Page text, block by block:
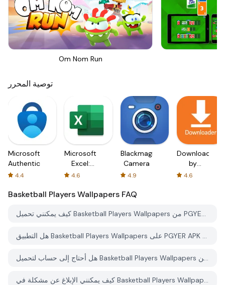
Om Nom Run
توصية المحرر
Microsoft
Authenticator
4.4
Microsoft
Excel:
Spreadsheets
4.6
Blackmagic
Camera
4.9
Downloader
by
AFTVnews
4.6
Basketball Players Wallpapers FAQ
كيف يمكنني تحميل Basketball Players Wallpapers من PGYER APK HUB؟
هل التطبيق Basketball Players Wallpapers على PGYER APK HUB مجاني للتحميل؟
هل أحتاج إلى حساب لتحميل Basketball Players Wallpapers من PGYER APK HUB؟
كيف يمكنني الإبلاغ عن مشكلة في Basketball Players Wallpapers على PGYER APK HUB؟